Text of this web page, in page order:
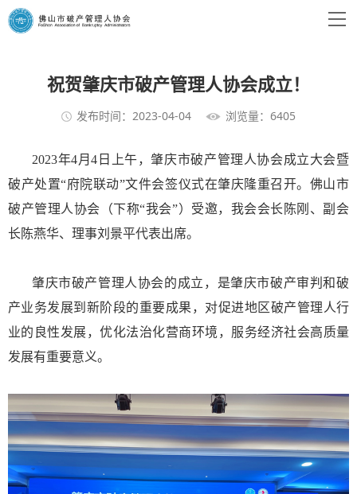
祝贺肇庆市破产管理人协会成立！
发布时间：2023-04-04 浏览量：6405
2023年4月4日上午，肇庆市破产管理人协会成立大会暨
破产处置“府院联动”文件会签仪式在肇庆隆重召开。佛山市
破产管理人协会（下称“我会”）受邀，我会会长陈刚、副会
长陈燕华、理事刘景平代表出席。
肇庆市破产管理人协会的成立，是肇庆市破产审判和破
产业务发展到新阶段的重要成果，对促进地区破产管理人行
业的良性发展，优化法治化营商环境，服务经济社会高质量
发展有重要意义。